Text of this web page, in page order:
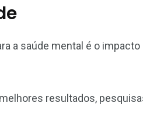
a saúde mental é o
resultados,